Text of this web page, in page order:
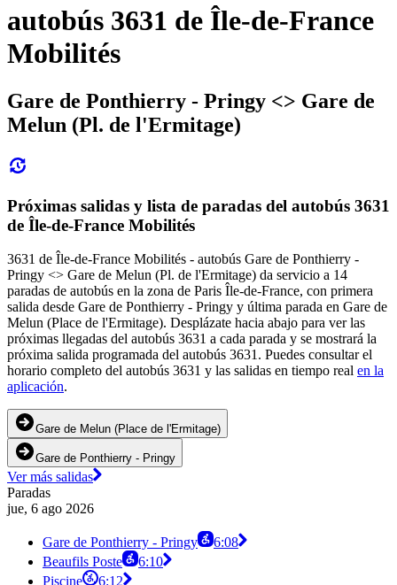
autobús 3631 de Île-de-France
Mobilités
Gare de Ponthierry - Pringy <> Gare de
Melun (Pl. de l'Ermitage)
Próximas salidas y lista de paradas del autobús 3631
de Île-de-France Mobilités
3631 de Île-de-France Mobilités - autobús Gare de Ponthierry -
Pringy <> Gare de Melun (Pl. de l'Ermitage) da servicio a 14
paradas de autobús en la zona de Paris Île-de-France, con primera
salida desde Gare de Ponthierry - Pringy y última parada en Gare de
Melun (Place de l'Ermitage). Desplázate hacia abajo para ver las
próximas llegadas del autobús 3631 a cada parada y se mostrará la
próxima salida programada del autobús 3631. Puedes consultar el
horario completo del autobús 3631 y las salidas en tiempo real en la
aplicación.
Gare de Melun (Place de l'Ermitage)
Gare de Ponthierry - Pringy
Ver más salidas
Paradas
jue, 6 ago 2026
Gare de Ponthierry - Pringy
6:08
Beaufils Poste
6:10
Piscine
6:12